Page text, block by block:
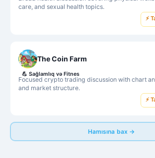
care, and sexual health topics.
⚡
The Coin Farm
Focused crypto trading discussion with chart
and market structure.
💪 Sağlamlıq və Fitnes
⚡
Hamısına bax →